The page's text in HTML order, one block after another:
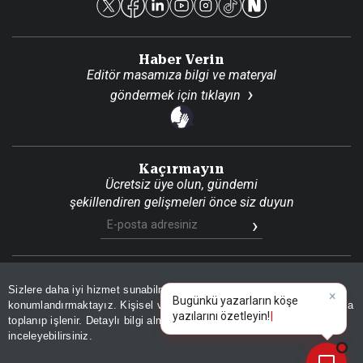
Sizlere daha iyi hizmet sunabilmek adına sitemizde
konumlandırmaktayız. Kişisel verileriniz, KVKK ve GDPR kapsamında
toplanıp işlenir. Detaylı bilgi almak içinAydınlatma Metnimizi
inceleyebilirsiniz.
Haber Verin
Editör masamıza bilgi ve materyal
göndermek için tıklayın
Kaçırmayın
Ücretsiz üye olun, gündemi
şekillendiren gelişmeleri önce siz duyun
© 2026 İhlas Medya Grubu. Tüm Hakları Saklıdır
Son DakikaSite HaritasıRSSKVKK Aydınlatma Metni
Gizlilik PolitikasıÇerez Politikası ×
Bugünkü yazarların köşe
yazılarını özetleyin!